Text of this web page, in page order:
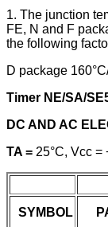
1. The junction
FE, N and F
the following
D package
Timer NE/SA/
DC AND AC
TA = 25°C, Vcc
SYMBOL